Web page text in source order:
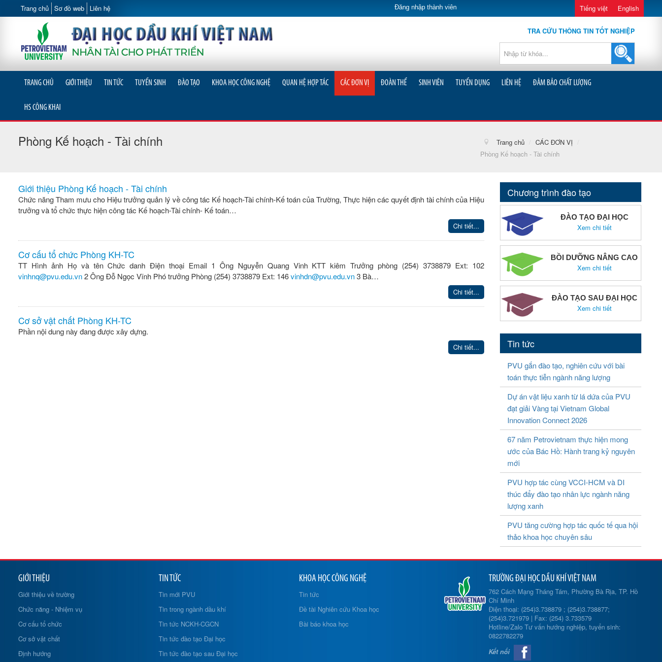
Trang chủ Sơ đồ web Liên hệ Đăng nhập thành viên Tiếng việt English
TRA CỨU THÔNG TIN TỐT NGHIỆP
TRANG CHỦ GIỚI THIỆU TIN TỨC TUYỂN SINH ĐÀO TẠO KHOA HỌC CÔNG NGHỆ QUAN HỆ HỢP TÁC CÁC ĐƠN VỊ ĐOÀN THỂ SINH VIÊN TUYỂN DỤNG LIÊN HỆ ĐẢM BẢO CHẤT LƯỢNG
HS CÔNG KHAI
Phòng Kế hoạch - Tài chính Trang chủ / CÁC ĐƠN VỊ
/
Phòng Kế hoạch - Tài chính
Giới thiệu Phòng Kế hoạch - Tài chính
Chức năng Tham mưu cho Hiệu trưởng quản lý về công tác Kế hoạch-Tài chính-Kế toán của Trường, Thực hiện các quyết định tài chính của Hiệu
trưởng và tổ chức thực hiện công tác Kế hoạch-Tài chính- Kế toán…
Chi tiết...
Cơ cấu tổ chức Phòng KH-TC
TT Hình ảnh Họ và tên Chức danh Điện thoại Email 1 Ông Nguyễn Quang Vinh KTT kiêm Trưởng phòng (254) 3738879 Ext: 102
vinhnq@pvu.edu.vn2 Ông Đỗ Ngọc Vĩnh Phó trưởng Phòng (254) 3738879 Ext: 146vinhdn@pvu.edu.vn3 Bà…
Chi tiết...
Cơ sở vật chất Phòng KH-TC
Phần nội dung này đang được xây dựng.
Chi tiết...
Chương trình đào tạo
ĐÀO TẠO ĐẠI HỌC
Xem chi tiết
BỒI DƯỠNG NÂNG CAO
Xem chi tiết
ĐÀO TẠO SAU ĐẠI HỌC
Xem chi tiết
Tin tức
PVU gắn đào tạo, nghiên cứu với bài
toán thực tiễn ngành năng lượng
Dự án vật liệu xanh từ lá dứa của PVU
đạt giải Vàng tại Vietnam Global
Innovation Connect 2026
67 năm Petrovietnam thực hiện mong
ước của Bác Hồ: Hành trang kỷ nguyên
mới
PVU hợp tác cùng VCCI-HCM và DI
thúc đẩy đào tạo nhân lực ngành năng
lượng xanh
PVU tăng cường hợp tác quốc tế qua hội
thảo khoa học chuyên sâu
GIỚI THIỆU
Giới thiệu về trường
Chức năng - Nhiệm vụ
Cơ cấu tổ chức
Cơ sở vật chất
Định hướng
TIN TỨC
Tin mới PVU
Tin trong ngành dầu khí
Tin tức NCKH-CGCN
Tin tức đào tạo Đại học
Tin tức đào tạo sau Đại học
KHOA HỌC CÔNG NGHỆ
Tin tức
Đề tài Nghiên cứu Khoa học
Bài báo khoa học
TRƯỜNG ĐẠI HỌC DẦU KHÍ VIỆT NAM
762 Cách Mạng Tháng Tám, Phường Bà Rịa, TP. Hồ
Chí Minh
Điện thoại: (254)3.738879 ; (254)3.738877;
(254)3.721979 | Fax: (254) 3.733579
Hotline/Zalo Tư vấn hướng nghiệp, tuyển sinh:
0822782279
Kết nối